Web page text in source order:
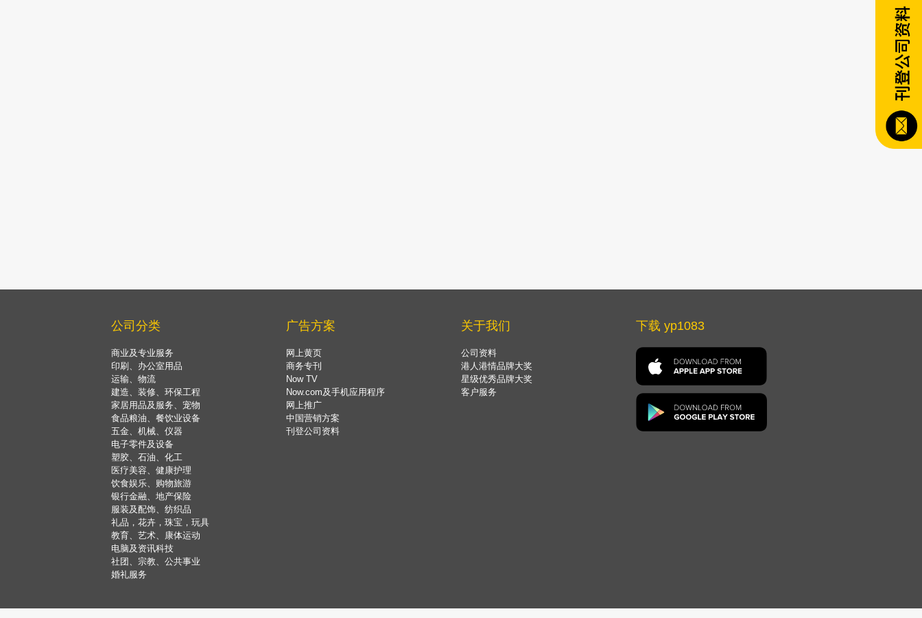
公司分类
商业及专业服务
印刷、办公室用品
运输、物流
建造、装修、环保工程
家居用品及服务、宠物
食品粮油、餐饮业设备
五金、机械、仪器
电子零件及设备
塑胶、石油、化工
医疗美容、健康护理
饮食娱乐、购物旅游
银行金融、地产保险
服装及配饰、纺织品
礼品，花卉，珠宝，玩具
教育、艺术、康体运动
电脑及资讯科技
社团、宗教、公共事业
婚礼服务
广告方案
网上黄页
商务专刊
Now TV
Now.com及手机应用程序
网上推广
中国营销方案
刊登公司资料
关于我们
公司资料
港人港情品牌大奖
星级优秀品牌大奖
客户服务
下载 yp1083